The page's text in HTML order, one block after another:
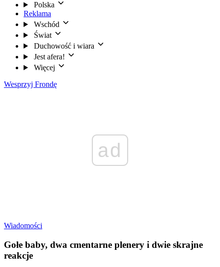
Polska
Reklama
Wschód
Świat
Duchowość i wiara
Jest afera!
Więcej
Wesprzyj Frondę
ad
Wiadomości
Gołe baby, dwa cmentarne plenery i dwie skrajne
reakcje